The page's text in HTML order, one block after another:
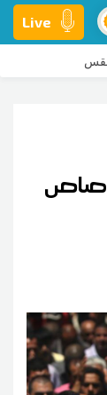
Live
برصاص